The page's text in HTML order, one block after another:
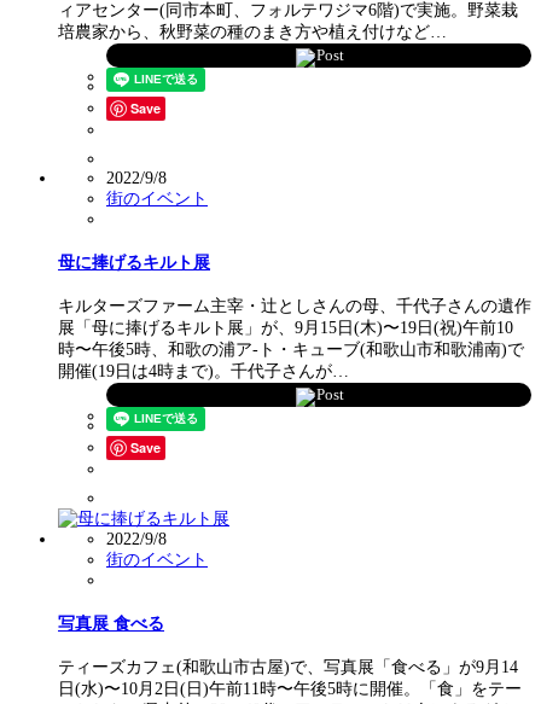
ィアセンター(同市本町、フォルテワジマ6階)で実施。野菜栽
培農家から、秋野菜の種のまき方や植え付けなど…
Post
Save
2022/9/8
街のイベント
母に捧げるキルト展
キルターズファーム主宰・辻としさんの母、千代子さんの遺作
展「母に捧げるキルト展」が、9月15日(木)〜19日(祝)午前10
時〜午後5時、和歌の浦ア-ト・キューブ(和歌山市和歌浦南)で
開催(19日は4時まで)。千代子さんが…
Post
Save
2022/9/8
街のイベント
写真展 食べる
ティーズカフェ(和歌山市古屋)で、写真展「食べる」が9月14
日(水)〜10月2日(日)午前11時〜午後5時に開催。「食」をテー